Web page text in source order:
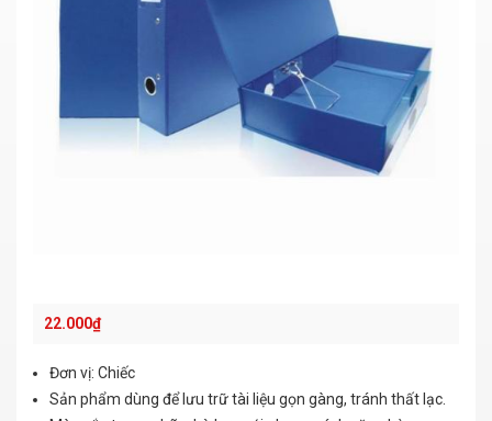
22.000₫
Đơn vị: Chiếc
Sản phẩm dùng để lưu trữ tài liệu gọn gàng, tránh thất lạc.